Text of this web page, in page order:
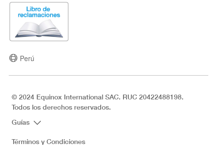
Perú
© 2024 Equinox International SAC. RUC 20422488198.
Todos los derechos reservados.
Guías
Términos y Condiciones